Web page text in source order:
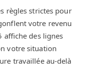
règles strictes pour
votre revenu
affiche des lignes
votre situation
travaillée au-delà